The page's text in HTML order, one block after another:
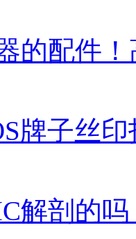
的配件
牌子丝
解剖的